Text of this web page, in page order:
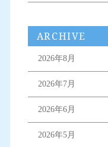
ARCHIVE
2026年8月
2026年7月
2026年6月
2026年5月